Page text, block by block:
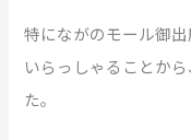
特にながのモール御
いらっしゃることか
た。